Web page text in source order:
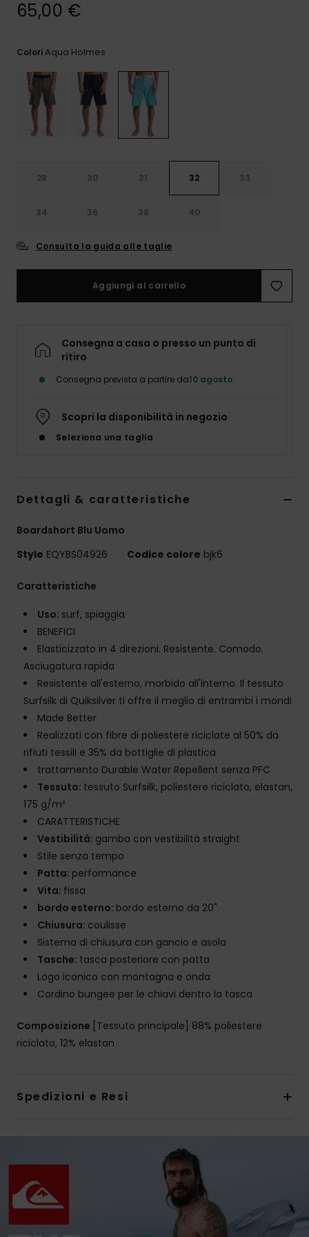
le FAQ
65,00 €
ColoriAqua Holmes
28 30 31 32 33
34 36 38 40
Consulta la guida alle taglie
Aggiungi al carrello
Consegna a casa o presso un punto di
ritiro
Consegna prevista a partire da10 agosto
Scopri la disponibilità in negozio
Seleziona una taglia
Dettagli & caratteristiche
Boardshort Blu Uomo
Style EQYBS04926 Codice colore bjk6
Caratteristiche
Uso: surf, spiaggia
BENEFICI
Elasticizzato in 4 direzioni. Resistente. Comodo.
Asciugatura rapida
Resistente all'esterno, morbido all'interno. Il tessuto
Surfsilk di Quiksilver ti offre il meglio di entrambi i mondi
Made Better
Realizzati con fibre di poliestere riciclate al 50% da
rifiuti tessili e 35% da bottiglie di plastica
trattamento Durable Water Repellent senza PFC
Tessuto: tessuto Surfsilk, poliestere riciclato, elastan,
175 g/m²
CARATTERISTICHE
Vestibilità: gamba con vestibilità straight
Stile senza tempo
Patta: performance
Vita: fissa
bordo esterno: bordo esterno da 20"
Chiusura: coulisse
Sistema di chiusura con gancio e asola
Tasche: tasca posteriore con patta
Logo iconico con montagna e onda
Cordino bungee per le chiavi dentro la tasca
Composizione [Tessuto principale] 88% poliestere
riciclato, 12% elastan
Spedizioni e Resi